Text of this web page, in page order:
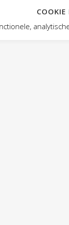
VOORSTELLINGEN
COOKIE